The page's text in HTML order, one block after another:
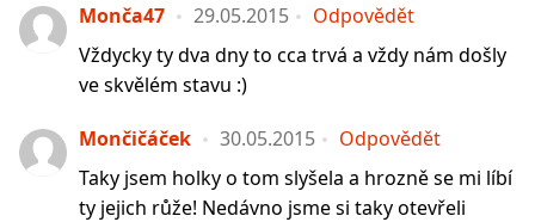
Monča47 29.05.2015
Odpovědět
Vždycky ty dva dny to cca trvá a vždy nám došly
ve skvělém stavu :)
Mončičáček 30.05.2015
Odpovědět
Taky jsem holky o tom slyšela a hrozně se mi líbí
ty jejich růže! Nedávno jsme si taky otevřeli